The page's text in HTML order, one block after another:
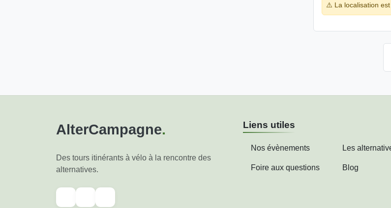
⚠️ La localisation est
AlterCampagne.
Des tours itinérants à vélo à la rencontre des
alternatives.
Liens utiles
Nos évènements Les
Foire aux questions Blog